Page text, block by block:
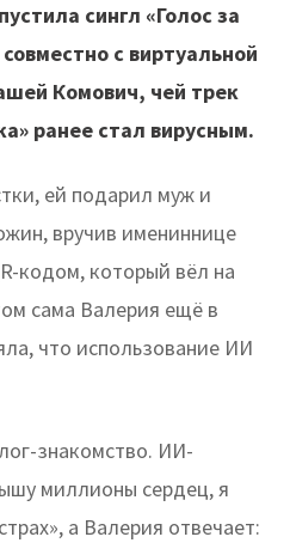
сингл «Голос за
с виртуальной
Комович, чей трек
ранее стал вирусным.
ей подарил муж и
вручив имениннице
кодом, который вёл на
сама Валерия ещё в
что использование ИИ
знакомство. ИИ-
миллионы сердец, я
а Валерия отвечает: